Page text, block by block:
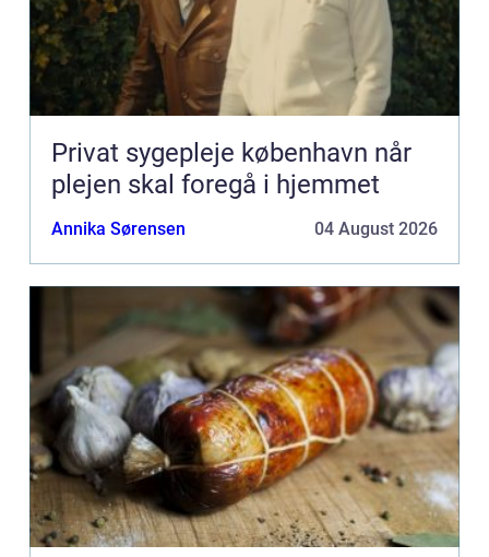
Privat sygepleje københavn når
plejen skal foregå i hjemmet
Annika Sørensen 04 August 2026